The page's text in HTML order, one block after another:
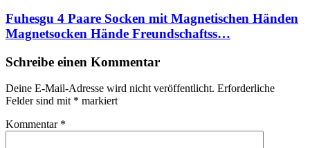
Fuhesgu 4 Paare Socken mit Magnetischen Händen
Magnetsocken Hände Freundschaftss…
Schreibe einen Kommentar
Deine E-Mail-Adresse wird nicht veröffentlicht. Erforderliche
Felder sind mit * markiert
Kommentar *